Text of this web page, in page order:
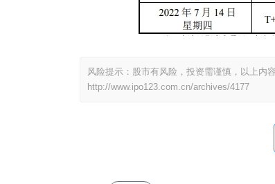
风险提示：股市有风险，投资需谨慎，以上内
http://www.ipo123.com.cn/archives/4177